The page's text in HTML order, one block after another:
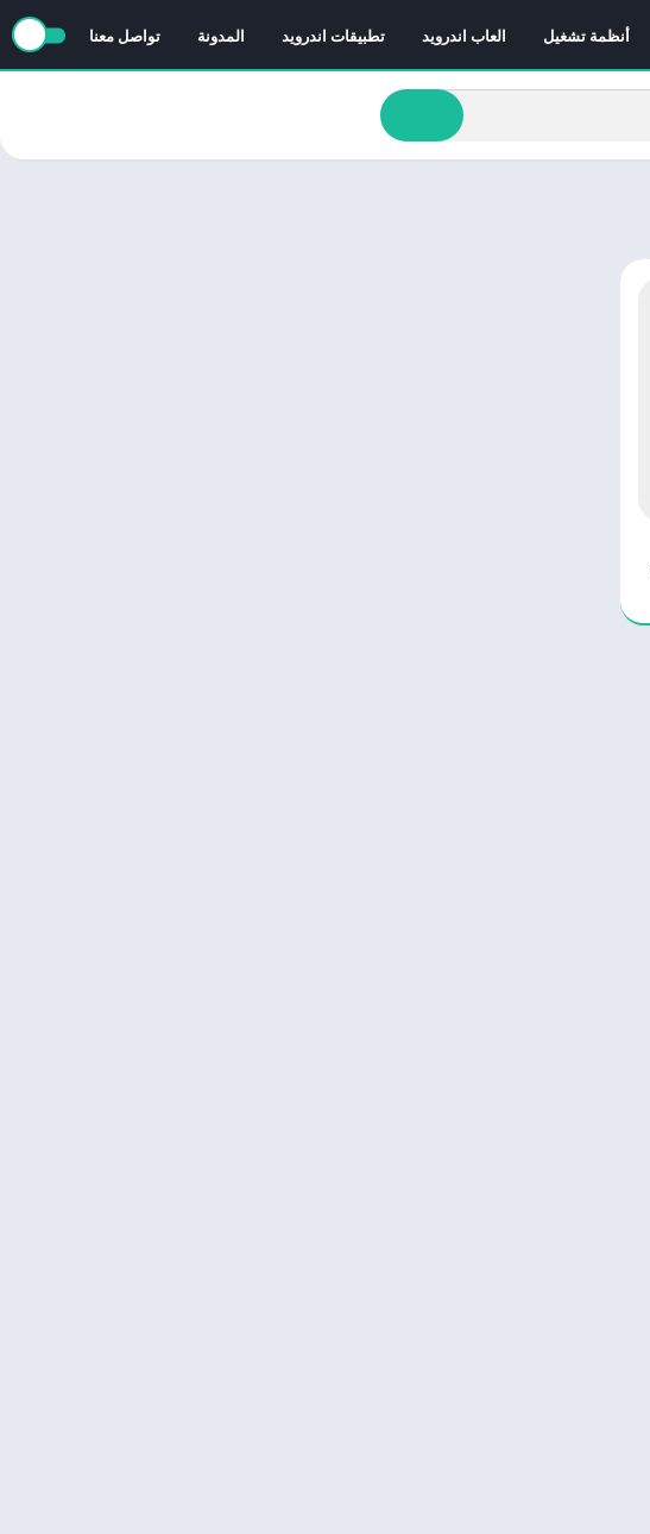
أنظمة تشغيل العاب اندرويد تطبيقات اندرويد المدونة تواصل معنا